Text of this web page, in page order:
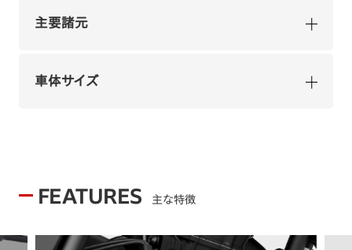
主要諸元
車体サイズ
FEATURES 主な特徴